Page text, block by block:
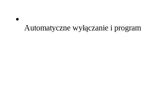
Automatyczne wyłączanie i